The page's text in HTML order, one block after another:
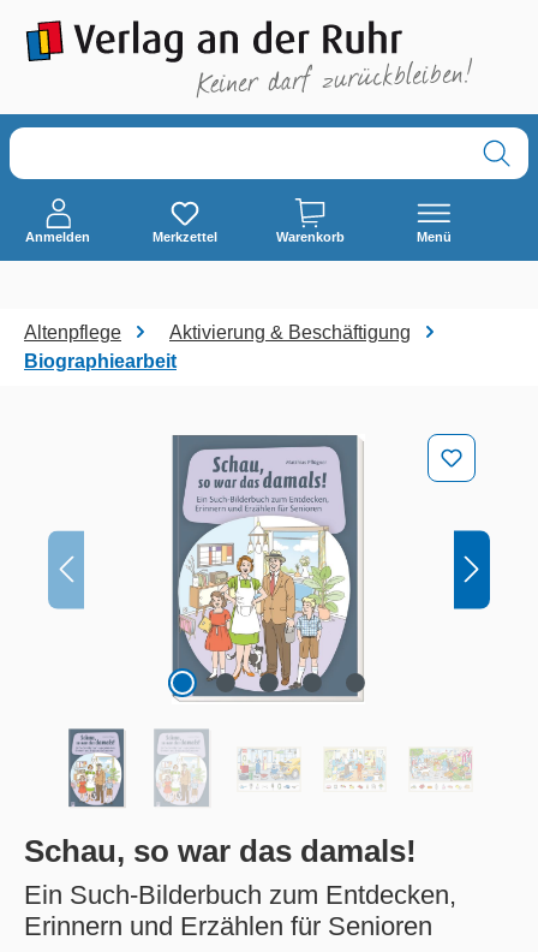
springen
Anmelden Merkzettel Warenkorb Menü
Altenpflege
Aktivierung & Beschäftigung
Biographiearbeit
Bildergalerie überspringen
Schau, so war das damals!
Ein Such-Bilderbuch zum Entdecken,
Erinnern und Erzählen für Senioren